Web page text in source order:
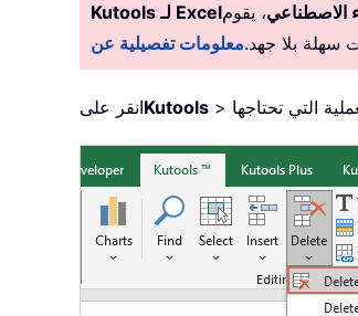
Kutools لـ Excel الاصطناعي، يقوم Kutools بأتمتة المهام بدقة، مما
سهلة بلا جهد.
انقر علىKutools >